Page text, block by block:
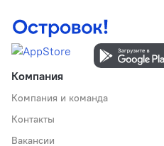
Компания
Компания и команда
Контакты
Вакансии